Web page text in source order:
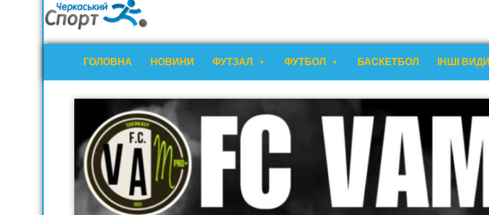
ГОЛОВНА НОВИНИ ФУТЗАЛ ФУТБОЛ БАСКЕТБОЛ ІНШІ ВИДИ